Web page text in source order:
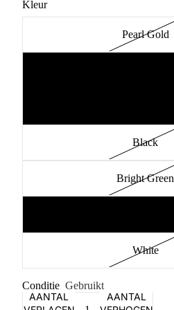
Kleur
Pearl Gold
Black
Bright Green
White
Conditie Gebruikt
AANTAL
AANTAL